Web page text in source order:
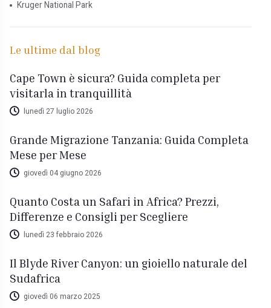
Kruger National Park
Le ultime dal blog
Cape Town è sicura? Guida completa per
visitarla in tranquillità
lunedì 27 luglio 2026
Grande Migrazione Tanzania: Guida Completa
Mese per Mese
giovedì 04 giugno 2026
Quanto Costa un Safari in Africa? Prezzi,
Differenze e Consigli per Scegliere
lunedì 23 febbraio 2026
Il Blyde River Canyon: un gioiello naturale del
Sudafrica
giovedì 06 marzo 2025